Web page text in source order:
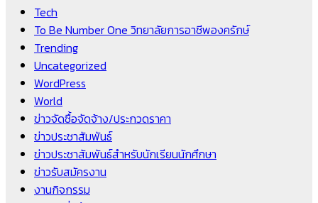
Tech
To Be Number One วิทยาลัยการอาชีพองครักษ์
Trending
Uncategorized
WordPress
World
ข่าวจัดซื้อจัดจ้าง/ประกวดราคา
ข่าวประชาสัมพันธ์
ข่าวประชาสัมพันธ์สำหรับนักเรียนนักศึกษา
ข่าวรับสมัครงาน
งานกิจกรรม